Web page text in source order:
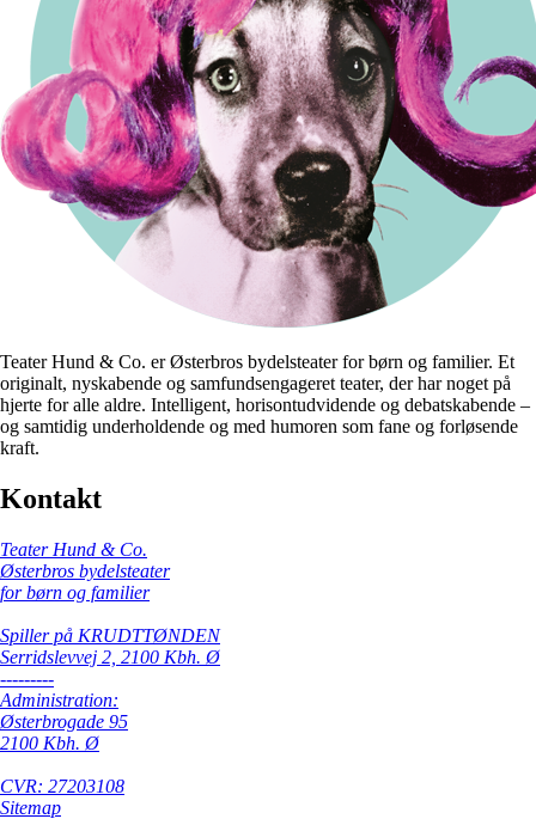
Teater Hund & Co. er Østerbros bydelsteater for børn og familier. Et
originalt, nyskabende og samfundsengageret teater, der har noget på
hjerte for alle aldre. Intelligent, horisontudvidende og debatskabende –
og samtidig underholdende og med humoren som fane og forløsende
kraft.
Kontakt
Teater Hund & Co.
Østerbros bydelsteater
for børn og familier
Spiller på KRUDTTØNDEN
Serridslevvej 2, 2100 Kbh. Ø
---------
Administration:
Østerbrogade 95
2100 Kbh. Ø
CVR: 27203108
Sitemap